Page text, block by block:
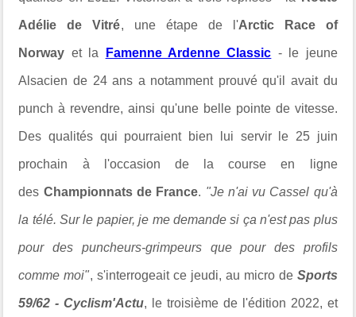
Adélie de Vitré, une étape de l'Arctic Race of
Norway et la Famenne Ardenne Classic - le jeune
Alsacien de 24 ans a notamment prouvé qu'il avait du
punch à revendre, ainsi qu'une belle pointe de vitesse.
Des qualités qui pourraient bien lui servir le 25 juin
prochain à l'occasion de la course en ligne
des Championnats de France. "Je n'ai vu Cassel qu'à
la télé. Sur le papier, je me demande si ça n'est pas plus
pour des puncheurs-grimpeurs que pour des profils
comme moi", s'interrogeait ce jeudi, au micro de Sports
59/62 - Cyclism'Actu, le troisième de l'édition 2022, et